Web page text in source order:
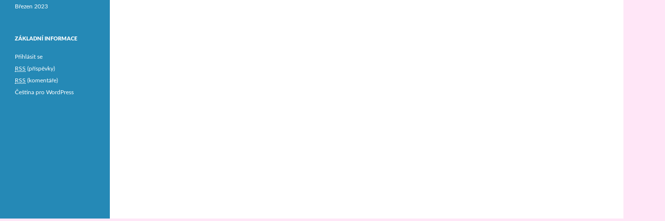
Březen 2023
ZÁKLADNÍ INFORMACE
Přihlásit se
RSS (příspěvky)
RSS (komentáře)
Čeština pro WordPress